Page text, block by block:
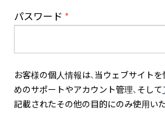
パスワード *必
お客様の個人情報は、当ウェブサイト
めのサポートやアカウント管理、そして
記載されたその他の目的にのみ使用いた